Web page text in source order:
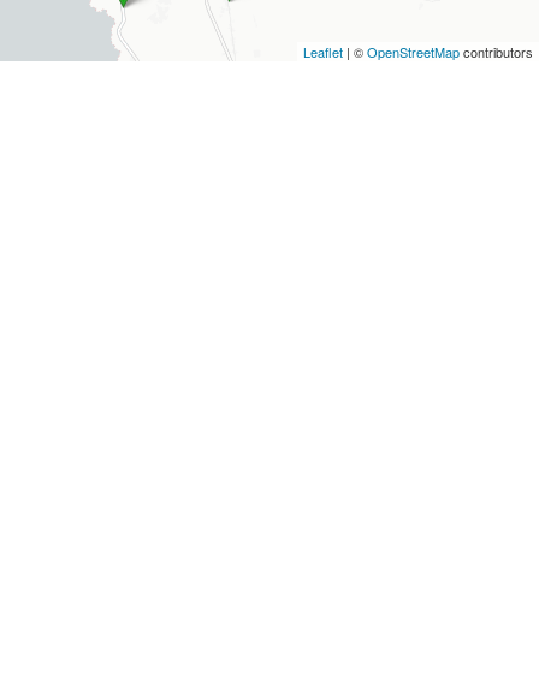
Leaflet | ©OpenStreetMapcontributors